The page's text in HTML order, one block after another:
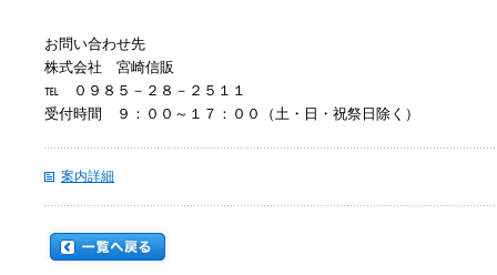
お問い合わせ先
株式会社 宮崎信販
℡ ０９８５－２８－２５１１
受付時間 ９：００～１７：００（土・日・祝祭日除く）
案内詳細